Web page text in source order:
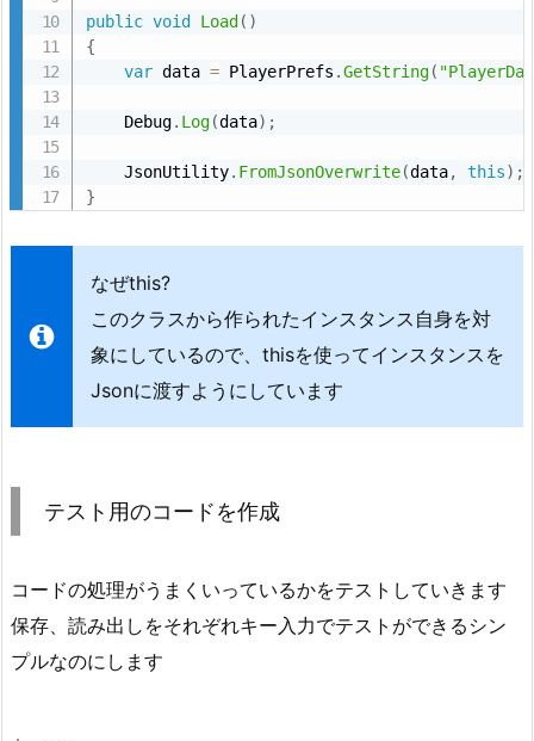
プ
シ
ョ
ン)
1.
シ
ク
リ
ア
public void Load ( )
{
var data = PlayerPrefs .GetString(
    Debug
. Log(data) ;
    JsonUtility
. FromJsonOverwrite(data, this) ;
}
なぜthis?
このクラスから作られたインスタンス自身を対
象にしているので、thisを使ってインスタンスを
Jsonに渡すようにしています
テスト用のコードを作成
コードの処理がうまくいっているかをテストしていきます
保存、読み出しをそれぞれキー入力でテストができるシン
プルなのにします